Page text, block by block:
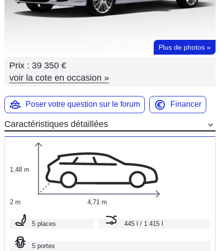
Services
Moto
Marques
Plus de photos »
Prix : 39 350 €
voir la cote en occasion »
Poser votre question sur le forum Financer
Caractéristiques détaillées
1,48 m
2 m 4,71 m
5 places 445 l / 1 415 l
5 portes